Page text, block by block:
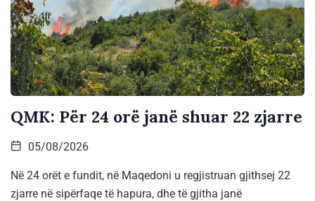
QMK: Për 24 orë janë shuar 22 zjarre
05/08/2026
Në 24 orët e fundit, në Maqedoni u regjistruan gjithsej 22
zjarre në sipërfaqe të hapura, dhe të gjitha janë